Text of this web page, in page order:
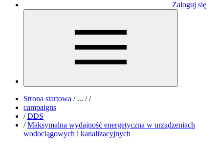
Zaloguj się
Strona startowa /... / /
campaigns
/ DDS
/ Maksymalna wydajność energetyczna w urządzeniach
wodociągowych i kanalizacyjnych